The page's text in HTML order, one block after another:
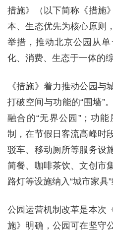
措施》（以下简称《措施
本、生态优先为核心原则
举措，推动北京公园从
化、消费、生态于一体的
《措施》着力推动公园与
打破空间与功能的“围墙”
融合的“无界公园”；功
制，在节假日客流高峰时
驳车、移动厕所等服务设
简餐、咖啡茶饮、文创市
路灯等设施纳入“城市家具”
公园运营机制改革是本次
施》明确，公园可在坚守